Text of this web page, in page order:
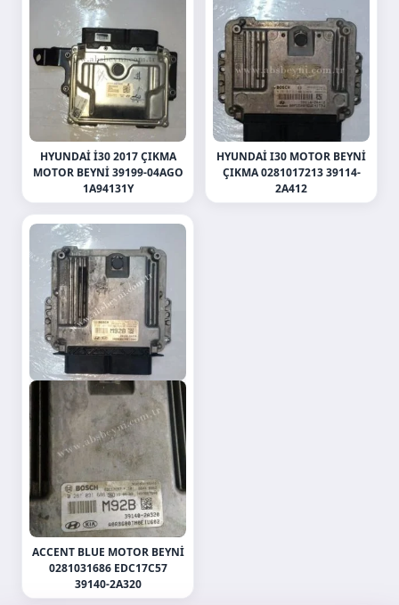
HYUNDAI İ30 2017 ÇIKMA
MOTOR BEYNI 39199-04AGO
1A94131Y
HYUNDAI I30 MOTOR BEYNI
ÇIKMA 0281017213 39114-
2A412
ACCENT BLUE MOTOR BEYNI
0281031686 EDC17C57
39140-2A320